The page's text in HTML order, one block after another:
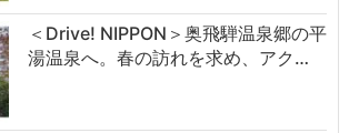
＜Drive! NIPPON＞奥飛騨温泉郷の平
湯温泉へ。春の訪れを求め、アク…